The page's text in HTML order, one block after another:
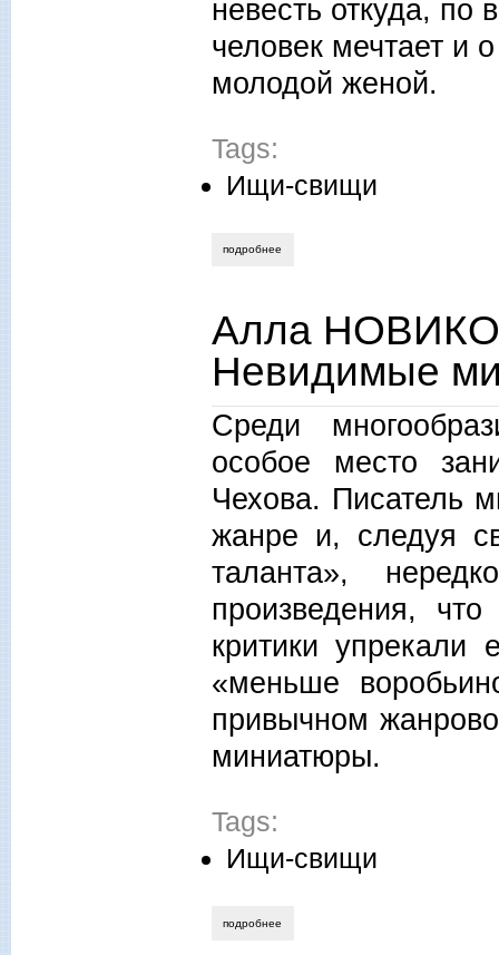
невесть откуда, по
человек мечтает и
молодой женой.
Tags:
Ищи-свищи
подробнее
Алла
Невидимые
Среди
особое место
Чехова. Писатель
жанре и, следуя
таланта»,
произведения,
критики упрекали
«меньше
привычном
миниатюры.
Tags:
Ищи-свищи
подробнее